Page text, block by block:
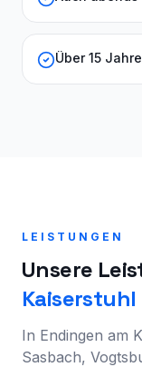
Über 15
LEISTUNGEN
Unsere
Kaiserstuhl
In Endingen am
Sasbach,